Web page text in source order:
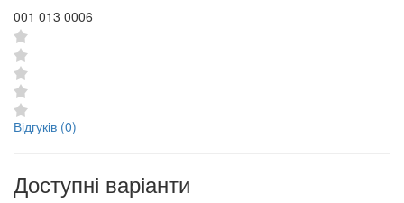
001 013 0006
Відгуків (0)
Доступні варіанти